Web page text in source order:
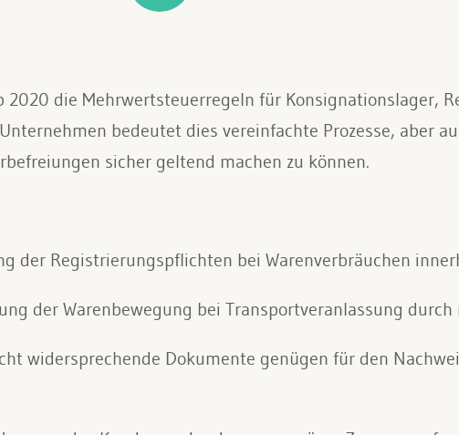
2020 die Mehrwertsteuerregeln für Konsignationslager,
bedeutet dies vereinfachte Prozesse, aber
sicher geltend machen zu können.
der Registrierungspflichten bei Warenverbräuchen
der Warenbewegung bei Transportveranlassung
widersprechende Dokumente genügen für den